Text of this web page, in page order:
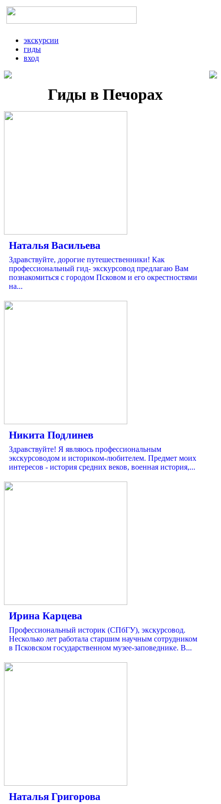
экскурсии
гиды
вход
Гиды в Печорах
Наталья Васильева
Здравствуйте, дорогие путешественники! Как
профессиональный гид- экскурсовод предлагаю Вам
познакомиться с городом Псковом и его окрестностями
на...
Никита Подлинев
Здравствуйте! Я являюсь профессиональным
экскурсоводом и историком-любителем. Предмет моих
интересов - история средних веков, военная история,...
Ирина Карцева
Профессиональный историк (СПбГУ), экскурсовод.
Несколько лет работала старшим научным сотрудником
в Псковском государственном музее-заповеднике. В...
Наталья Григорова